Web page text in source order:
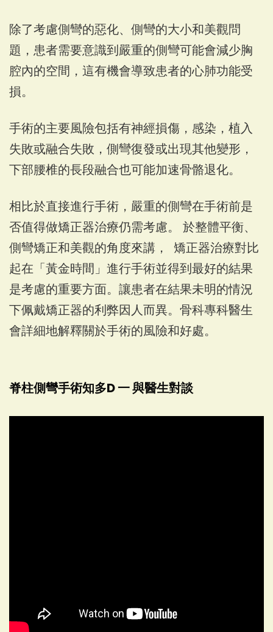
除了考慮側彎的惡化、側彎的大小和美觀問
題，患者需要意識到嚴重的側彎可能會減少胸
腔內的空間，這有機會導致患者的心肺功能受
損。
手術的主要風險包括有神經損傷，感染，植入
失敗或融合失敗，側彎復發或出現其他變形，
下部腰椎的長段融合也可能加速骨骼退化。
相比於直接進行手術，嚴重的側彎在手術前是
否值得做矯正器治療仍需考慮。 於整體平衡、
側彎矯正和美觀的角度來講， 矯正器治療對比
起在「黃金時間」進行手術並得到最好的結果
是考慮的重要方面。讓患者在結果未明的情況
下佩戴矯正器的利弊因人而異。骨科專科醫生
會詳細地解釋關於手術的風險和好處。
脊柱側彎手術知多D 一 與醫生對談